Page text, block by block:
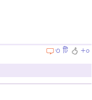
৩ টি
+০